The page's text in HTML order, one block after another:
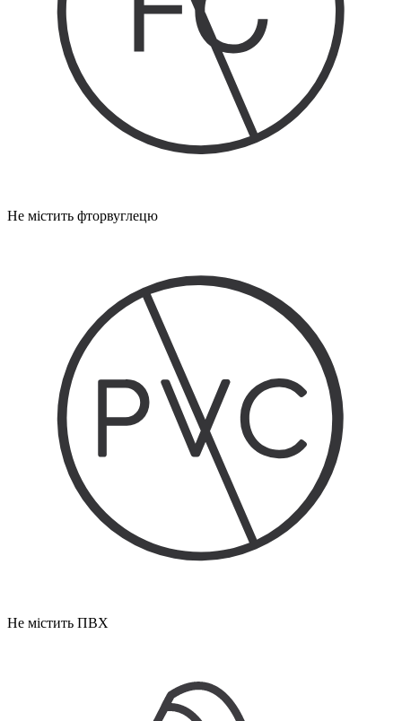
Не містить фторвуглецю
Не містить ПВХ